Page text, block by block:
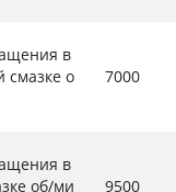
в
смазке о
7000
в
об/ми
9500